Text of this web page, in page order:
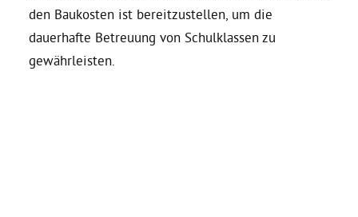
den Baukosten ist bereitzustellen, um die
dauerhafte Betreuung von Schulklassen zu
gewährleisten.